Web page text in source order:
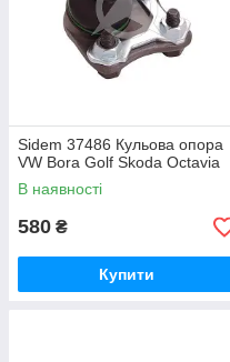
Sidem 37486 Кульова опора
VW Bora Golf Skoda Octavia
В наявності
580 ₴
Купити